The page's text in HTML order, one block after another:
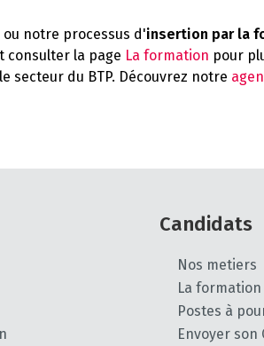
notre processus d'insertion par la
consulter la page La formation pour
secteur du BTP. Découvrez notre
Candidats
Nos metiers
La formation
Postes à
Envoyer son